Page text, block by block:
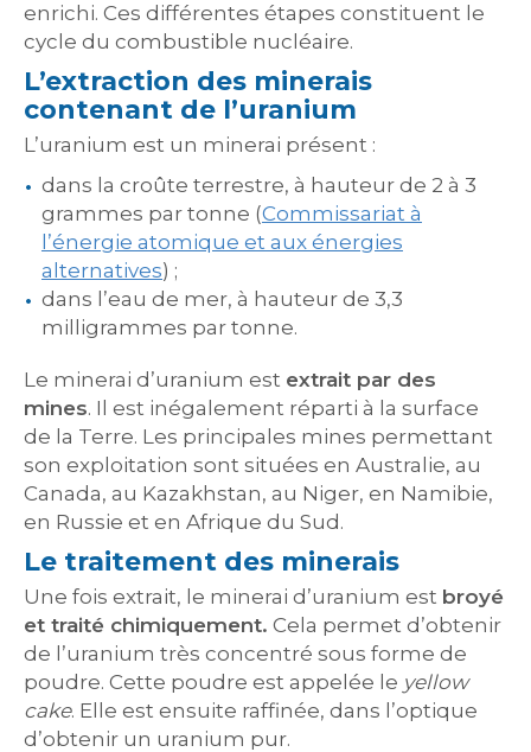
enrichi. Ces différentes étapes constituent le
cycle du combustible nucléaire.
L’extraction des minerais
contenant de l’uranium
L’uranium est un minerai présent :
dans la croûte terrestre, à hauteur de 2 à 3
grammes par tonne (Commissariat à
l’énergie atomique et aux énergies
alternatives) ;
dans l’eau de mer, à hauteur de 3,3
milligrammes par tonne.
Le minerai d’uranium est extrait par des
mines. Il est inégalement réparti à la surface
de la Terre. Les principales mines permettant
son exploitation sont situées en Australie, au
Canada, au Kazakhstan, au Niger, en Namibie,
en Russie et en Afrique du Sud.
Le traitement des minerais
Une fois extrait, le minerai d’uranium est broyé
et traité chimiquement. Cela permet d’obtenir
de l’uranium très concentré sous forme de
poudre. Cette poudre est appelée le yellow
cake. Elle est ensuite raffinée, dans l’optique
d’obtenir un uranium pur.